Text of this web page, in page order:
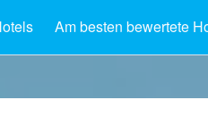
Am besten bewertete